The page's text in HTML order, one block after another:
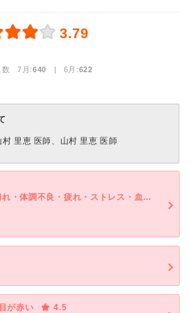
3.79
数 7月:640 | 6月:622
里恵 医師、山村 里恵 医師
けいれん・動悸・息切れ・体調不良・疲れ・ストレス・血圧が高い
目が赤い
4.5